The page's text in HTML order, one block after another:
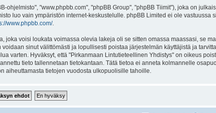
"www.phpbb.com", "phpBB Group", "phpBB Tiimit"), joka on
luo vain ympäristön internet-keskustelulle. phpBB Limited ei ole vastuussa
www.phpbb.com/.
voisi loukata voimassa olevia lakeja oli se sitten omassa maassasi, se
sinut välittömästi ja lopullisesti poistaa järjestelmän käyttäjistä ja
varten. Hyväksyt, että "Pirkanmaan Lintutieteellinen Yhdistys" on oikeus
tieto tallennetaan tietokantaan. Tätä tietoa ei anneta kolmannelle
aiheuttamasta tietojen vuodosta ulkopuolisille tahoille.